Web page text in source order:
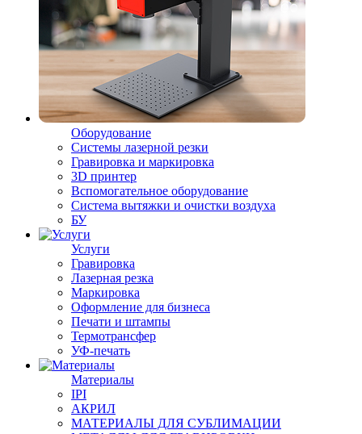
Оборудование
Системы лазерной резки
Гравировка и маркировка
3D принтер
Вспомогательное оборудование
Система вытяжки и очистки воздуха
БУ
Услуги
Гравировка
Лазерная резка
Маркировка
Оформление для бизнеса
Печати и штампы
Термотрансфер
УФ-печать
Материалы
IPI
АКРИЛ
МАТЕРИАЛЫ ДЛЯ СУБЛИМАЦИИ